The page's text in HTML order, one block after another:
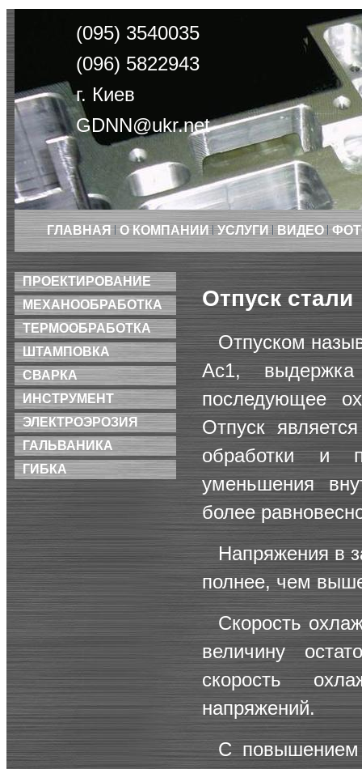
(095) 3540035
(096) 5822943
г. Киев
GDNN@ukr.net
ГЛАВНАЯ О КОМПАНИИ УСЛУГИ ВИДЕО
ПРОЕКТИРОВАНИЕ
МЕХАНООБРАБОТКА
ТЕРМООБРАБОТКА
ШТАМПОВКА
СВАРКА
ИНСТРУМЕНТ
ЭЛЕКТРОЭРОЗИЯ
ГАЛЬВАНИКА
ГИБКА
Отпуск стали
Отпуском
Ас1,
последующее
Отпуск
обработки и
уменьшения
более
Напряжения в
полнее, чем
Скорость
величину
скорость
напряжений.
С повышением